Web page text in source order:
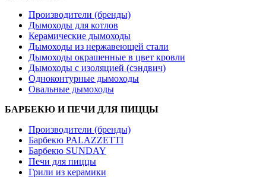
Производители (бренды)
Дымоходы для котлов
Керамические дымоходы
Дымоходы из нержавеющей стали
Дымоходы окрашенные в цвет кровли
Дымоходы с изоляцией (сэндвич)
Одноконтурные дымоходы
Овальные дымоходы
БАРБЕКЮ И ПЕЧИ ДЛЯ ПИЦЦЫ
Производители (бренды)
Барбекю PALAZZETTI
Барбекю SUNDAY
Печи для пиццы
Грили из керамики